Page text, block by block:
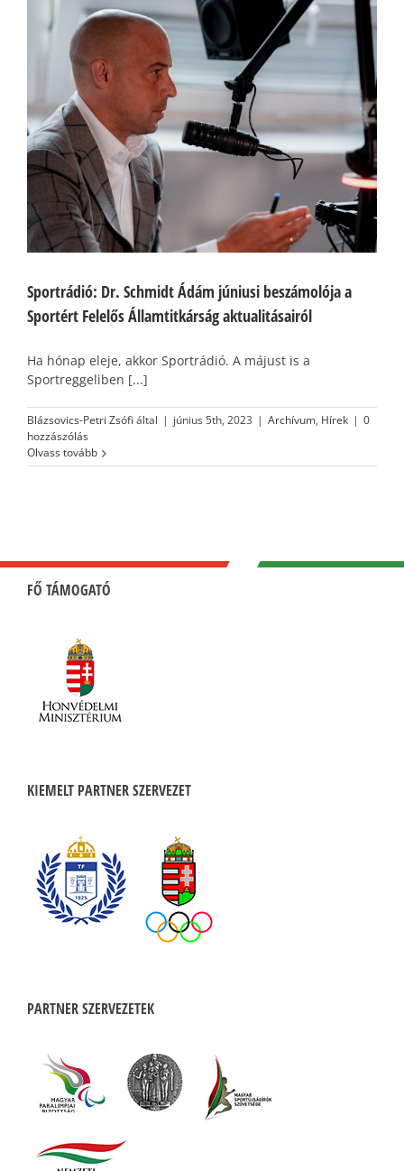
Sportrádió: Dr. Schmidt Ádám júniusi beszámolója a
Sportért Felelős Államtitkárság aktualitásairól
Ha hónap eleje, akkor Sportrádió. A májust is a
Sportreggeliben [...]
Blázsovics-Petri Zsófi által | június 5th, 2023 | Archívum, Hírek | 0
hozzászólás
Olvass tovább
FŐ TÁMOGATÓ
KIEMELT PARTNER SZERVEZET
PARTNER SZERVEZETEK